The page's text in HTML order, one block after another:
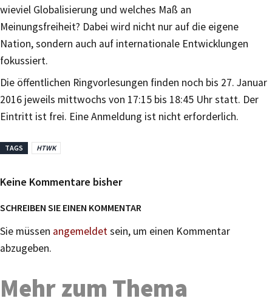
wieviel Globalisierung und welches Maß an
Meinungsfreiheit? Dabei wird nicht nur auf die eigene
Nation, sondern auch auf internationale Entwicklungen
fokussiert.
Die öffentlichen Ringvorlesungen finden noch bis 27. Januar
2016 jeweils mittwochs von 17:15 bis 18:45 Uhr statt. Der
Eintritt ist frei. Eine Anmeldung ist nicht erforderlich.
TAGS HTWK
Keine Kommentare bisher
SCHREIBEN SIE EINEN KOMMENTAR
Sie müssen angemeldetsein, um einen Kommentar
abzugeben.
Mehr zum Thema